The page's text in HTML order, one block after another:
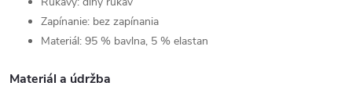
Zapínanie: bez zapínania
Materiál: 95 % bavlna, 5 % elastan
Materiál a údržba